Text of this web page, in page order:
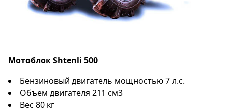
Мотоблок Shtenli 500
Бензиновый двигатель мощностью 7 л.с.
Объем двигателя 211 см3
Вес 80 кг